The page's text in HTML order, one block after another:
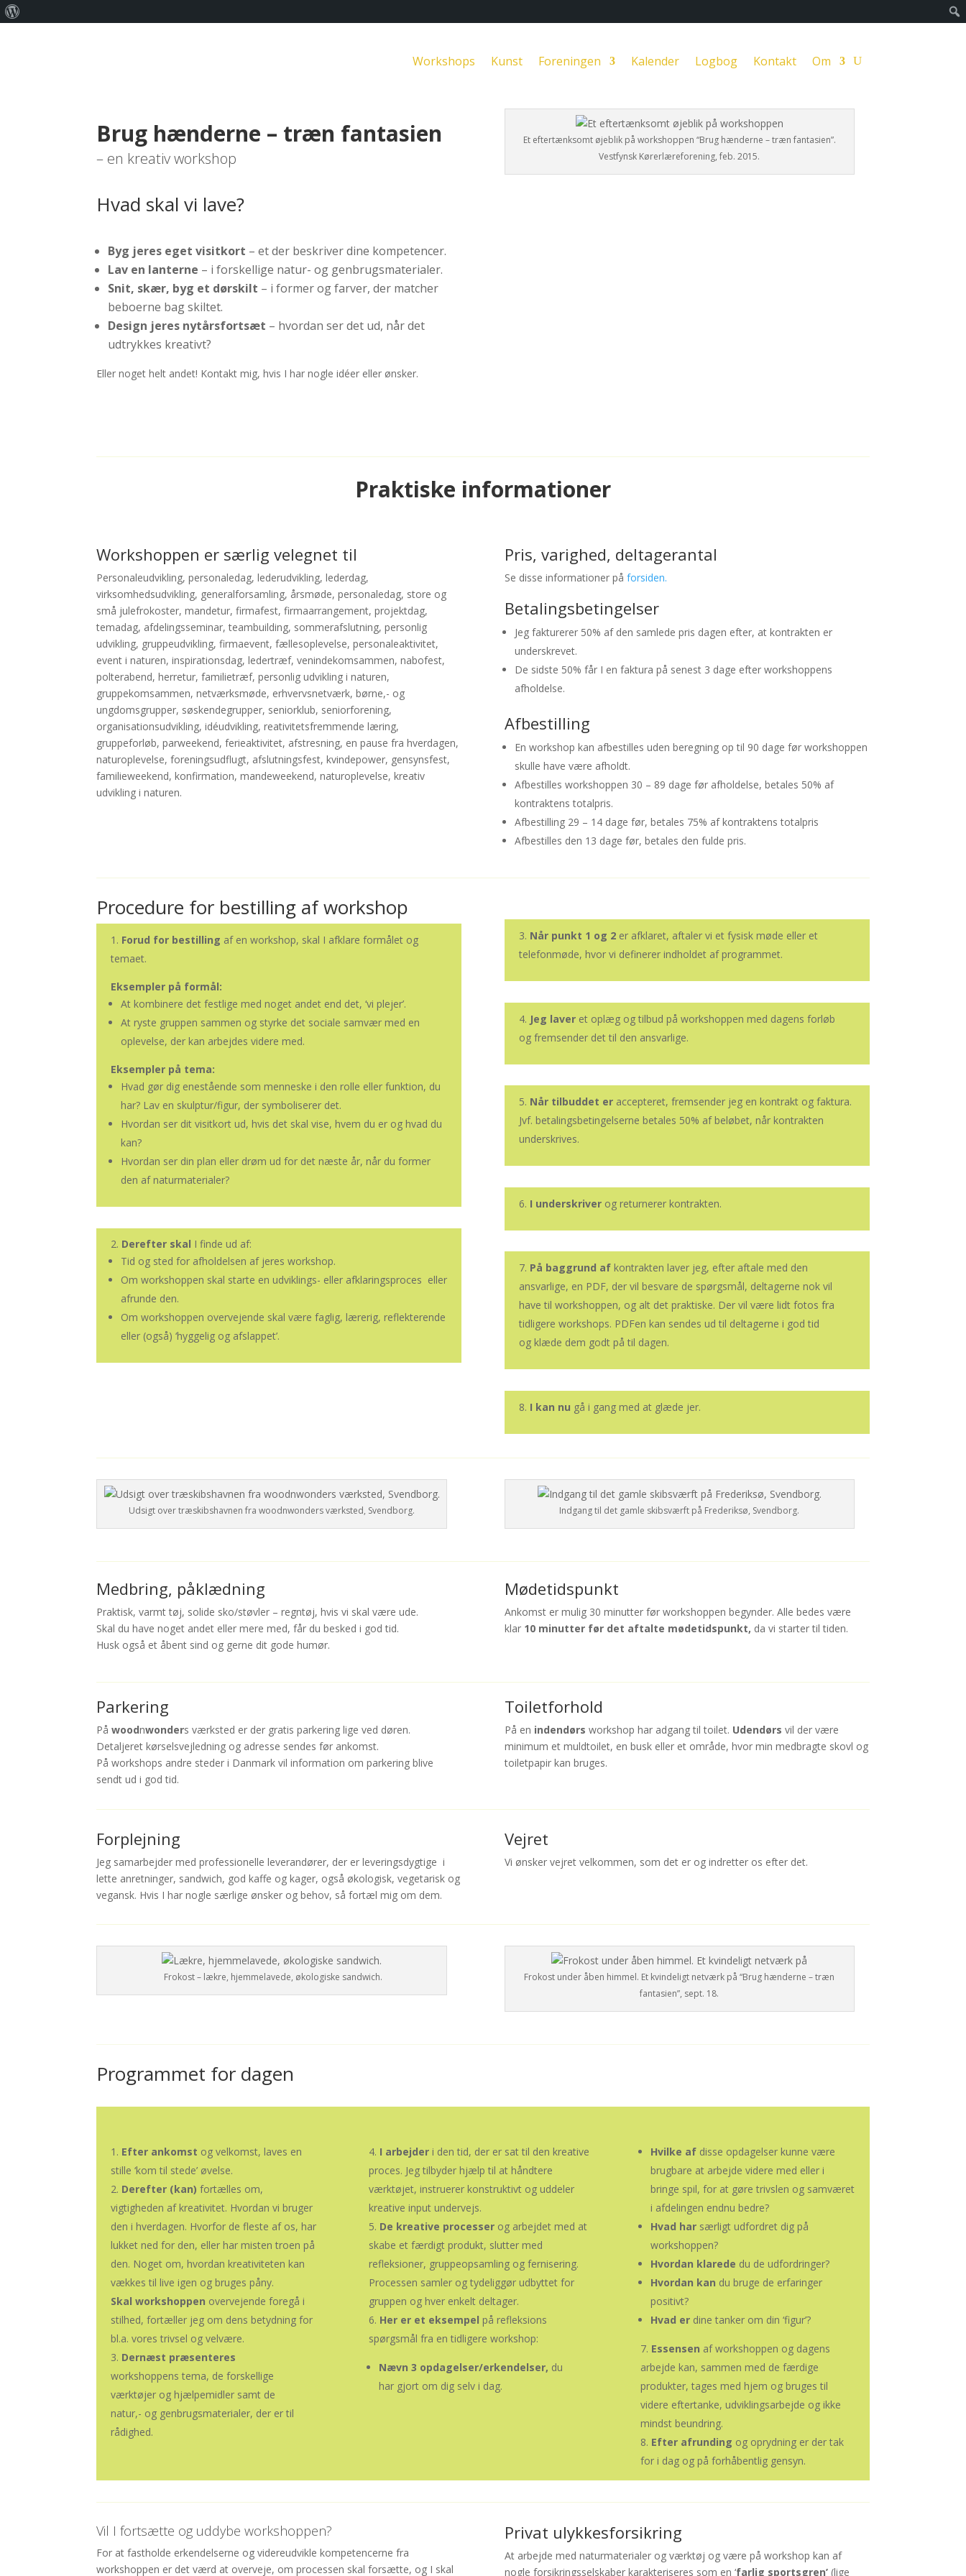
Workshops Kunst Foreningen Kalender Logbog Kontakt Om
Brug hænderne – træn fantasien
– en kreativ workshop
Hvad skal vi lave?
Byg jeres eget visitkort – et der beskriver dine kompetencer.
Lav en lanterne – i forskellige natur- og genbrugsmaterialer.
Snit, skær, byg et dørskilt – i former og farver, der matcher
beboerne bag skiltet.
Design jeres nytårsfortsæt – hvordan ser det ud, når det
udtrykkes kreativt?
Eller noget helt andet! Kontakt mig, hvis I har nogle idéer eller ønsker.
Et eftertænksomt øjeblik på workshoppen “Brug hænderne – træn fantasien”.
Vestfynsk Kørerlæreforening, feb. 2015.
Praktiske informationer
Workshoppen er særlig velegnet til
Personaleudvikling, personaledag, lederudvikling, lederdag,
virksomhedsudvikling, generalforsamling, årsmøde, personaledag, store og
små julefrokoster, mandetur, firmafest, firmaarrangement, projektdag,
temadag, afdelingsseminar, teambuilding, sommerafslutning, personlig
udvikling, gruppeudvikling, firmaevent, fællesoplevelse, personaleaktivitet,
event i naturen, inspirationsdag, ledertræf, venindekomsammen, nabofest,
polterabend, herretur, familietræf, personlig udvikling i naturen,
gruppekomsammen, netværksmøde, erhvervsnetværk, børne,- og
ungdomsgrupper, søskendegrupper, seniorklub, seniorforening,
organisationsudvikling, idéudvikling, reativitetsfremmende læring,
gruppeforløb, parweekend, ferieaktivitet, afstresning, en pause fra hverdagen,
naturoplevelse, foreningsudflugt, afslutningsfest, kvindepower, gensynsfest,
familieweekend, konfirmation, mandeweekend, naturoplevelse, kreativ
udvikling i naturen.
Pris, varighed, deltagerantal
Se disse informationer på forsiden.
Betalingsbetingelser
Jeg fakturerer 50% af den samlede pris dagen efter, at kontrakten er
underskrevet.
De sidste 50% får I en faktura på senest 3 dage efter workshoppens
afholdelse.
Afbestilling
En workshop kan afbestilles uden beregning op til 90 dage før workshoppen
skulle have være afholdt.
Afbestilles workshoppen 30 – 89 dage før afholdelse, betales 50% af
kontraktens totalpris.
Afbestilling 29 – 14 dage før, betales 75% af kontraktens totalpris
Afbestilles den 13 dage før, betales den fulde pris.
Procedure for bestilling af workshop
Forud for bestilling af en workshop, skal I afklare formålet og
temaet.
Eksempler på formål:
At kombinere det festlige med noget andet end det, ‘vi plejer’.
At ryste gruppen sammen og styrke det sociale samvær med en
oplevelse, der kan arbejdes videre med.
Eksempler på tema:
Hvad gør dig enestående som menneske i den rolle eller funktion, du
har? Lav en skulptur/figur, der symboliserer det.
Hvordan ser dit visitkort ud, hvis det skal vise, hvem du er og hvad du
kan?
Hvordan ser din plan eller drøm ud for det næste år, når du former
den af naturmaterialer?
2. Derefter skal I finde ud af:
Tid og sted for afholdelsen af jeres workshop.
Om workshoppen skal starte en udviklings- eller afklaringsproces eller
afrunde den.
Om workshoppen overvejende skal være faglig, lærerig, reflekterende
eller (også) ‘hyggelig og afslappet’.
Når punkt 1 og 2 er afklaret, aftaler vi et fysisk møde eller et
telefonmøde, hvor vi definerer indholdet af programmet.
Jeg laveret oplæg og tilbud på workshoppen med dagens forløb
og fremsender det til den ansvarlige.
Når tilbuddet er accepteret, fremsender jeg en kontrakt og faktura.
Jvf. betalingsbetingelserne betales 50% af beløbet, når kontrakten
underskrives.
I underskriverog returnerer kontrakten.
På baggrund afkontrakten laver jeg, efter aftale med den
ansvarlige, en PDF, der vil besvare de spørgsmål, deltagerne nok vil
have til workshoppen, og alt det praktiske. Der vil være lidt fotos fra
tidligere workshops. PDFen kan sendes ud til deltagerne i god tid
og klæde dem godt på til dagen.
I kan nu gå i gang med at glæde jer.
Udsigt over træskibshavnen fra woodnwonders værksted, Svendborg. Indgang til det gamle skibsværft på Frederiksø, Svendborg.
Medbring, påklædning
Praktisk, varmt tøj, solide sko/støvler – regntøj, hvis vi skal være ude.
Skal du have noget andet eller mere med, får du besked i god tid.
Husk også et åbent sind og gerne dit gode humør.
Mødetidspunkt
Ankomst er mulig 30 minutter før workshoppen begynder. Alle bedes være
klar 10 minutter før det aftalte mødetidspunkt, da vi starter til tiden.
Parkering
Påwoodnwonders værksted er der gratis parkering lige ved døren.
Detaljeret kørselsvejledning og adresse sendes før ankomst.
På workshops andre steder i Danmark vil information om parkering blive
sendt ud i god tid.
Toiletforhold
På en indendørs workshop har adgang til toilet. Udendørs vil der være
minimum et muldtoilet, en busk eller et område, hvor min medbragte skovl og
toiletpapir kan bruges.
Forplejning
Jeg samarbejder med professionelle leverandører, der er leveringsdygtige i
lette anretninger, sandwich, god kaffe og kager, også økologisk, vegetarisk og
vegansk. Hvis I har nogle særlige ønsker og behov, så fortæl mig om dem.
Vejret
Vi ønsker vejret velkommen, som det er og indretter os efter det.
Frokost – lækre, hjemmelavede, økologiske sandwich.
Frokost under åben himmel. Et kvindeligt netværk på “Brug hænderne – træn
fantasien”, sept. 18.
Programmet for dagen
Efter ankomst og velkomst, laves en
stille ‘kom til stede’ øvelse.
Derefter (kan) fortælles om,
vigtigheden af kreativitet. Hvordan vi bruger
den i hverdagen. Hvorfor de fleste af os, har
lukket ned for den, eller har misten troen på
den. Noget om, hvordan kreativiteten kan
vækkes til live igen og bruges påny.
Skal workshoppen overvejende foregå i
stilhed, fortæller jeg om dens betydning for
bl.a. vores trivsel og velvære.
Dernæst præsenteres
workshoppens tema, de forskellige
værktøjer og hjælpemidler samt de
natur,- og genbrugsmaterialer, der er til
rådighed.
I arbejder i den tid, der er sat til den kreative
proces. Jeg tilbyder hjælp til at håndtere
værktøjet, instruerer konstruktivt og uddeler
kreative input undervejs.
De kreative processerog arbejdet med at
skabe et færdigt produkt, slutter med
refleksioner, gruppeopsamling og fernisering.
Processen samler og tydeliggør udbyttet for
gruppen og hver enkelt deltager.
Her er et eksempel på refleksions
spørgsmål fra en tidligere workshop:
Nævn 3 opdagelser/erkendelser, du
har gjort om dig selv i dag.
Hvilke af disse opdagelser kunne være
brugbare at arbejde videre med eller i
bringe spil, for at gøre trivslen og samværet
i afdelingen endnu bedre?
Hvad har særligt udfordret dig på
workshoppen?
Hvordan klarede du de udfordringer?
Hvordan kan du bruge de erfaringer
positivt?
Hvad erdine tanker om din ‘figur’?
Essensen af workshoppen og dagens
arbejde kan, sammen med de færdige
produkter, tages med hjem og bruges til
videre eftertanke, udviklingsarbejde og ikke
mindst beundring.
Efter afrunding og oprydning er der tak
for i dag og på forhåbentlig gensyn.
Vil I fortsætte og uddybe workshoppen?
For at fastholde erkendelserne og videreudvikle kompetencerne fra
workshoppen er det værd at overveje, om processen skal forsætte, og I skal
Privat ulykkesforsikring
At arbejde med naturmaterialer og værktøj og være på workshop kan af
nogle forsikringsselskaber karakteriseres som en ‘farlig sportsgren’(lige